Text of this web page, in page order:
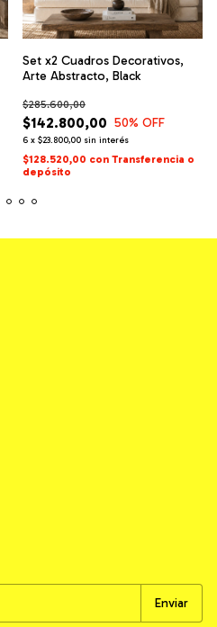
Set x2 Cuadros Decorativos,
Arte Abstracto, Black
$142.800,00
$285.600,00
50% OFF
6 x $23.800,00 sin interés
$128.520,00 con Transferencia o
depósito